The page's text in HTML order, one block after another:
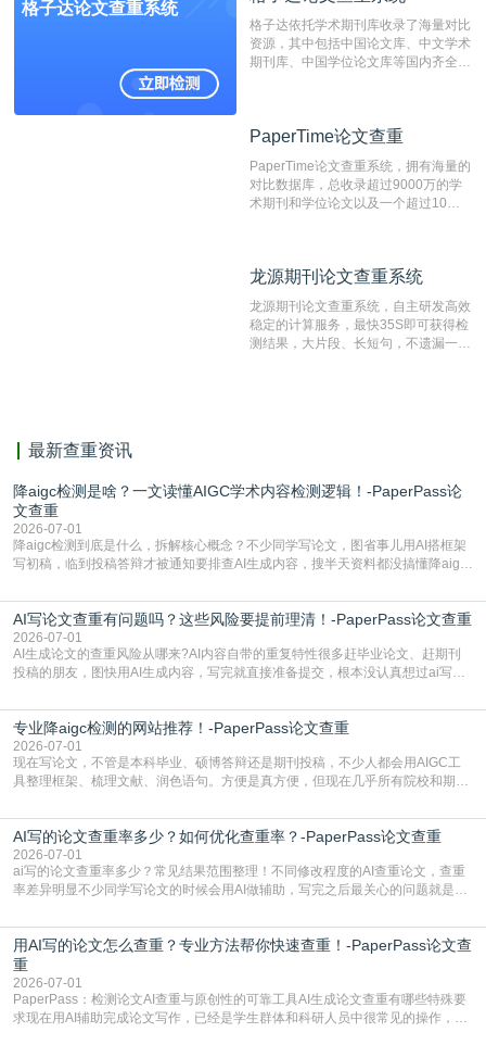
测时注意填写第一作者,才能排除已发
表文献复制比。（限制字符数1万）
格子达论文查重系统
格子达依托学术期刊库收录了海量对比
资源，其中包括中国论文库、中文学术
期刊库、中国学位论文库等国内齐全的
系统，可检测中文、英文两种语言的论
PaperTime论文查重
PaperTime论文查重系统，拥有海量的
对比数据库，总收录超过9000万的学
术期刊和学位论文以及一个超过10亿
对，利用指纹索引快速而精准地在云检
有相似的片段，该项技术检测速度快、
准确率高，市场反映良好。
龙源期刊论文查重系统
龙源期刊论文查重系统，自主研发高效
稳定的计算服务，最快35S即可获得检
测结果，大片段、长短句，不遗漏一处
最新查重资讯
降aigc检测是啥？一文读懂AIGC学术内容检测逻辑！-PaperPass论
文查重
2026-07-01
降aigc检测到底是什么，拆解核心概念？不少同学写论文，图省事儿用AI搭框架
写初稿，临到投稿答辩才被通知要排查AI生成内容，搜半天资料都没搞懂降aigc
怕是已经入行的科研人员，不少人也搞不清降aigc检测是啥，对相关要求摸不
准。其实，降aigc检测是伴随AIGC工具在学术领域普及诞生的新需求，核心是为
了满足现在高校、期刊对AI生
AI写论文查重有问题吗？这些风险要提前理清！-PaperPass论文查重
2026-07-01
AI生成论文的查重风险从哪来?AI内容自带的重复特性很多赶毕业论文、赶期刊
投稿的朋友，图快用AI生成内容，写完就直接准备提交，根本没认真想过ai写论
自带不可忽视的查重风险。AI训练依赖海量公开的文本数据，生成内容本质是基
于训练数据的概率拼接，不是从零开始的原创创作。生成过程中，很容易复用已
有的高频公共表述，甚至直接拼接已经公开
专业降aigc检测的网站推荐！-PaperPass论文查重
2026-07-01
现在写论文，不管是本科毕业、硕博答辩还是期刊投稿，不少人都会用AIGC工
具整理框架、梳理文献、润色语句。方便是真方便，但现在几乎所有院校和期刊
五遍还是过不了预检测的大有人在，这时候，找到靠谱的降AIGC检测率的网
站，就能少走好多弯路。PaperPass：守护学术原创性的智能伙伴AIGC生成内
容的学术合规痛点去年帮一个本科师弟改
AI写的论文查重率多少？如何优化查重率？-PaperPass论文查重
2026-07-01
ai写的论文查重率多少？常见结果范围整理！不同修改程度的AI查重论文，查重
率差异明显不少同学写论文的时候会用AI做辅助，写完之后最关心的问题就是ai
实际情况和大家想的不太一样。AI训练依赖海量公开学术文献、网络内容，生成
内容本质是按照语义概率拼接已有内容，很容易和已发布的作品撞重复，甚至会
直接引用整段已有内容，所以查重率偏高是
用AI写的论文怎么查重？专业方法帮你快速查重！-PaperPass论文查
重
2026-07-01
PaperPass：检测论文AI查重与原创性的可靠工具AI生成论文查重有哪些特殊要
求现在用AI辅助完成论文写作，已经是学生群体和科研人员中很常见的操作，不